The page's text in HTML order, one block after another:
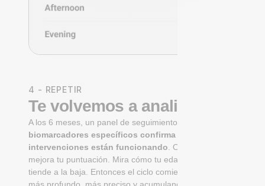
4 - REPETIR
Te volvemos a analizar
A los 6 meses, un panel de seguimiento de
biomarcadores específicos confirma si tus
intervenciones están funcionando . Observa cómo
mejora tu puntuación. Mira cómo tu edad biológica
tiende a la baja. Entonces el ciclo comienza de nuevo: